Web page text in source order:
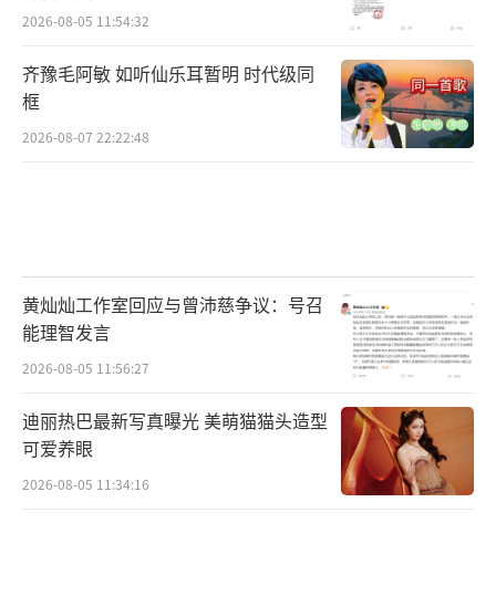
2026-08-05 11:54:32
齐豫毛阿敏 如听仙乐耳暂明 时代级同
框
2026-08-07 22:22:48
黄灿灿工作室回应与曾沛慈争议：号召
能理智发言
2026-08-05 11:56:27
迪丽热巴最新写真曝光 美萌猫猫头造型
可爱养眼
2026-08-05 11:34:16